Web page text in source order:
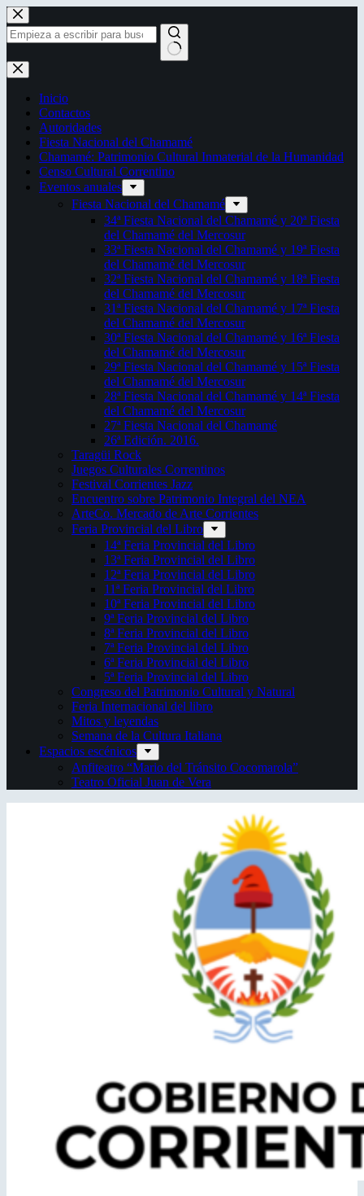
Saltar
al
contenido
Sin
resultados
Inicio
Contactos
Autoridades
Fiesta Nacional del Chamamé
Chamamé: Patrimonio Cultural Inmaterial de la Humanidad
Censo Cultural Correntino
Eventos anuales
Fiesta Nacional del Chamamé
34ª Fiesta Nacional del Chamamé y 20ª Fiesta
del Chamamé del Mercosur
33ª Fiesta Nacional del Chamamé y 19ª Fiesta
del Chamamé del Mercosur
32ª Fiesta Nacional del Chamamé y 18ª Fiesta
del Chamamé del Mercosur
31ª Fiesta Nacional del Chamamé y 17ª Fiesta
del Chamamé del Mercosur
30ª Fiesta Nacional del Chamamé y 16ª Fiesta
del Chamamé del Mercosur
29ª Fiesta Nacional del Chamamé y 15ª Fiesta
del Chamamé del Mercosur
28ª Fiesta Nacional del Chamamé y 14ª Fiesta
del Chamamé del Mercosur
27ª Fiesta Nacional del Chamamé
26ª Edición. 2016.
Taragüi Rock
Juegos Culturales Correntinos
Festival Corrientes Jazz
Encuentro sobre Patrimonio Integral del NEA
ArteCo. Mercado de Arte Corrientes
Feria Provincial del Libro
14ª Feria Provincial del Libro
13ª Feria Provincial del Libro
12ª Feria Provincial del Libro
11ª Feria Provincial del Libro
10ª Feria Provincial del Libro
9ª Feria Provincial del Libro
8ª Feria Provincial del Libro
7ª Feria Provincial del Libro
6ª Feria Provincial del Libro
5ª Feria Provincial del Libro
Congreso del Patrimonio Cultural y Natural
Feria Internacional del libro
Mitos y leyendas
Semana de la Cultura Italiana
Espacios escénicos
Anfiteatro “Mario del Tránsito Cocomarola”
Teatro Oficial Juan de Vera